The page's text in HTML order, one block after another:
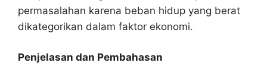
permasalahan karena beban hidup yang berat
dikategorikan dalam faktor ekonomi.
Penjelasan dan Pembahasan